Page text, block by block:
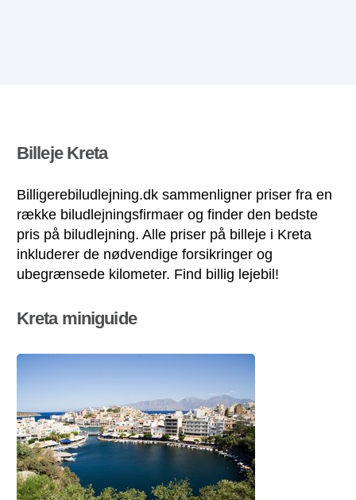
Billeje Kreta
Billigerebiludlejning.dk sammenligner priser fra en
række biludlejningsfirmaer og finder den bedste
pris på biludlejning. Alle priser på billeje i Kreta
inkluderer de nødvendige forsikringer og
ubegrænsede kilometer. Find billig lejebil!
Kreta miniguide